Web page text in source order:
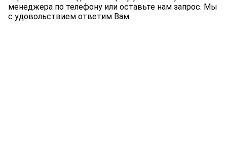
менеджера по телефону или оставьте нам запрос. Мы
с удовольствием ответим Вам.